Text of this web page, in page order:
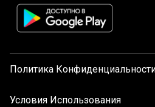
Политика
Условия Использования